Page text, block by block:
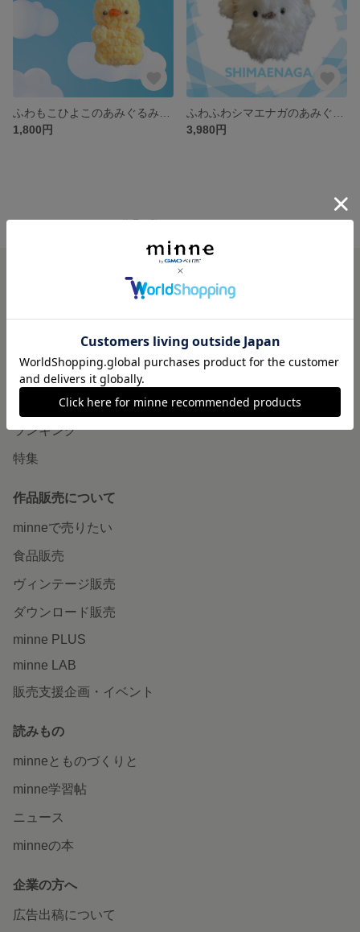
1,800円
3,980円
minne ホーム Linoa の作品一覧
minneについて
minneで買いたい
作品をさがす
ショップをさがす
ランキング
特集
作品販売について
minneで売りたい
食品販売
ヴィンテージ販売
ダウンロード販売
minne PLUS
minne LAB
販売支援企画・イベント
読みもの
minneとものづくりと
minne学習帖
ニュース
minneの本
企業の方へ
広告出稿について